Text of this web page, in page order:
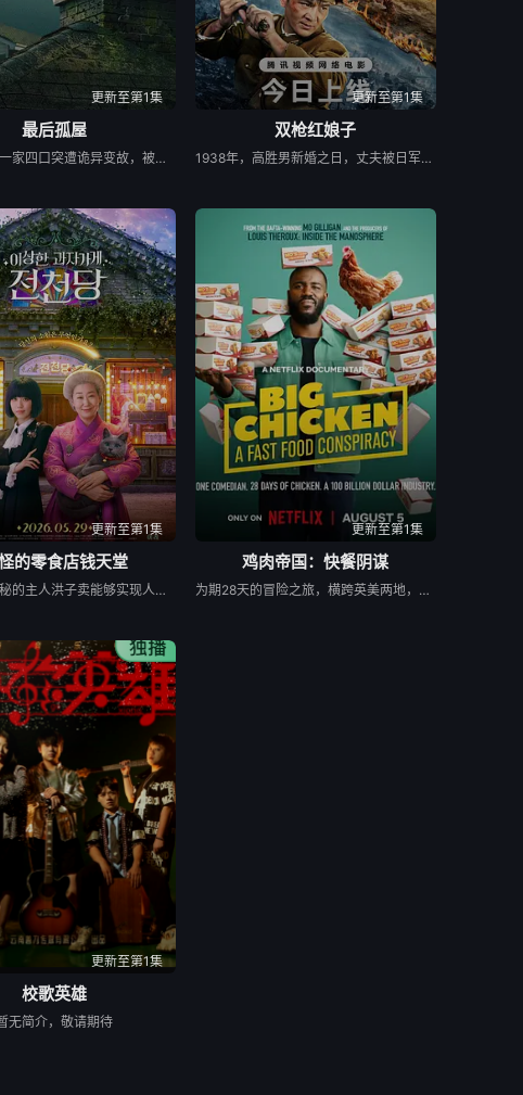
更新至第1集
最后孤屋
一个普通的一家四口突遭诡异变故，被困在自家房屋中超过 1000 天无法出门。在资源消耗殆尽与未知神秘威胁的双重逼迫下，一家人必须想方设法联手求生，打破这间禁锢生命的困局。
更新至第1集
双枪红娘子
1938年，高胜男新婚之日，丈夫被日军残害，父辈亦遭屠戮。她举枪聚义，屡袭敌寇威震四方，后得八路军指点决心投身革命。日军欲诱杀高胜男，她孤身赴战舍命换乡亲周全。千钧一发间，八路军突袭而至全歼敌寇，高胜男血染沙场，生死未卜……
更新至第1集
的零食店钱天堂
该剧讲述神秘的主人洪子卖能够实现人们愿望的神秘零食，以及人们来到那里展开一段魔法般的故事。
更新至第1集
鸡肉帝国：快餐阴谋
为期28天的冒险之旅，横跨英美两地，仅以炸鸡为食，探究人们对炸鸡的渴望以及产业背后的力量！
更新至第1集
校歌英雄
无简介，敬请期待